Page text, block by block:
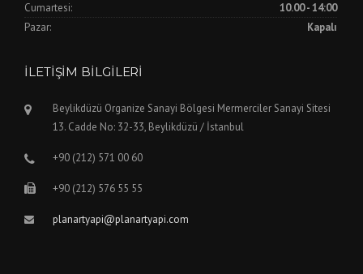
Cumartesi:
10.00 - 14:00
Pazar:
Kapalı
İLETIŞIM BILGILERI
Beylikdüzü Organize Sanayi Bölgesi Mermerciler Sanayi Sitesi
13. Cadde No: 32-33, Beylikdüzü / İstanbul
+90 (212) 571 00 60
+90 (212) 576 55 55
planartyapi@planartyapi.com